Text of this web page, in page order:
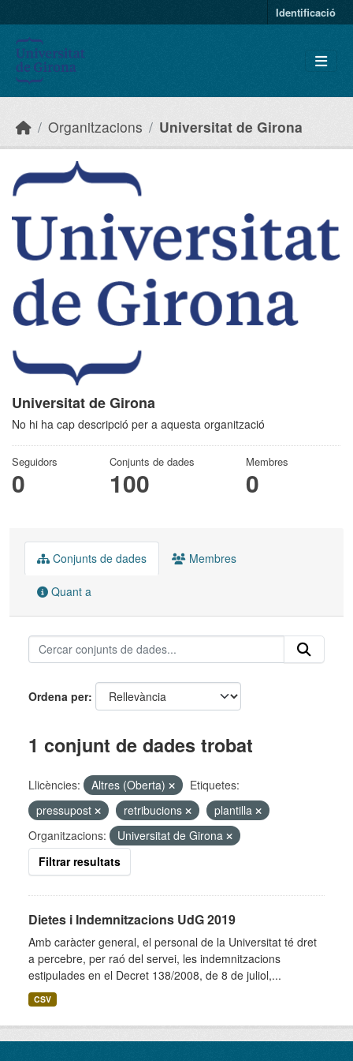
Identificació
Organitzacions Universitat de Girona
Universitat de Girona
No hi ha cap descripció per a aquesta organització
Seguidors
0
Conjunts de dades
100
Membres
0
Conjunts de dades Membres
Quant a
Ordena per
1 conjunt de dades trobat
Llicències: Altres (Oberta)
Etiquetes:
pressupost
retribucions
plantilla
Organitzacions:
Universitat de Girona
Filtrar resultats
Dietes i Indemnitzacions UdG 2019
Amb caràcter general, el personal de la Universitat té dret
a percebre, per raó del servei, les indemnitzacions
estipulades en el Decret 138/2008, de 8 de juliol,...
CSV